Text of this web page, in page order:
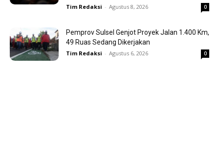
Tim Redaksi - Agustus 8, 2026 0
Pemprov Sulsel Genjot Proyek Jalan 1.400 Km,
49 Ruas Sedang Dikerjakan
Tim Redaksi - Agustus 6, 2026 0